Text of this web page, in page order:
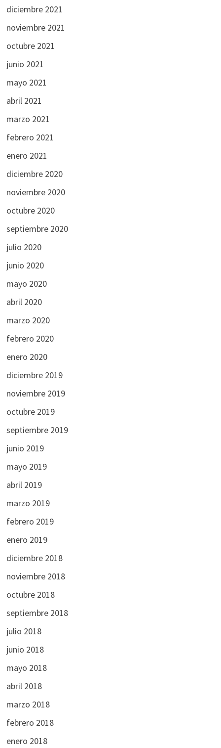
diciembre 2021
noviembre 2021
octubre 2021
junio 2021
mayo 2021
abril 2021
marzo 2021
febrero 2021
enero 2021
diciembre 2020
noviembre 2020
octubre 2020
septiembre 2020
julio 2020
junio 2020
mayo 2020
abril 2020
marzo 2020
febrero 2020
enero 2020
diciembre 2019
noviembre 2019
octubre 2019
septiembre 2019
junio 2019
mayo 2019
abril 2019
marzo 2019
febrero 2019
enero 2019
diciembre 2018
noviembre 2018
octubre 2018
septiembre 2018
julio 2018
junio 2018
mayo 2018
abril 2018
marzo 2018
febrero 2018
enero 2018